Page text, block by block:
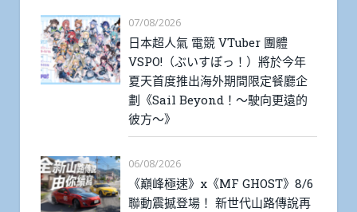
07/08/2026
日本超人氣 電競 VTuber 團體
VSPO!（ぶいすぽっ！）將於今年
夏天首度推出海外期間限定餐廳企
劃《Sail Beyond！～駛向更遠的
彼方～》
06/08/2026
《巔峰極速》x《MF GHOST》8/6
聯動震撼登場！ 新世代山路傳說再